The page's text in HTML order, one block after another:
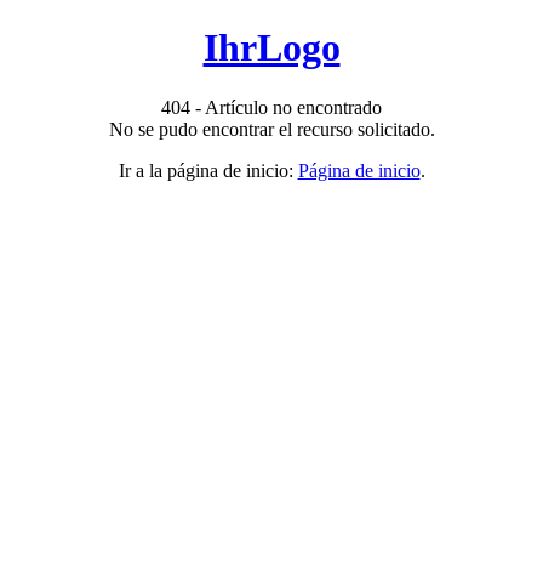
IhrLogo
404 - Artículo no encontrado
No se pudo encontrar el recurso solicitado.
Ir a la página de inicio: Página de inicio.